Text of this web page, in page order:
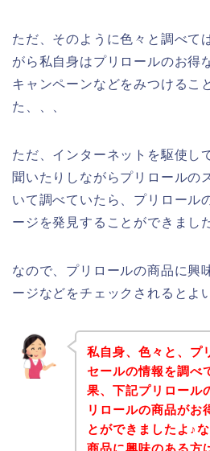
ただ、そのように色々と調べて
がら私自身はプリロールのお得
キャンペーンなどをみつけるこ
た、、、
ただ、インターネットを駆使し
聞いたりしながらプリロールの
いて調べていたら、プリロール
ージを発見することができまし
なので、プリロールの商品に興
ージなどをチェックされるとよ
私自身、色々と、プ
セールの情報を調べ
果、下記プリロール
リロールの商品がお
とができましたよ♪
商品に興味のある方